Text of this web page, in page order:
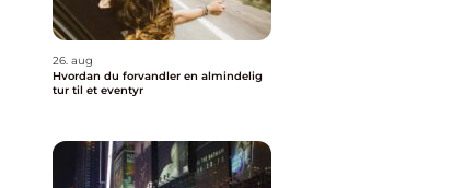
26. aug
Hvordan du forvandler en almindelig
tur til et eventyr